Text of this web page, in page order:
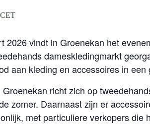
CET
2026 vindt in Groenekan het
dameskledingmarkt
aan kleding en accessoires in
richt zich op
zomer. Daarnaast zijn er
met particuliere verkopers die